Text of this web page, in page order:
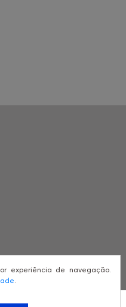
direitos reservados.
experiência de navegação.
.